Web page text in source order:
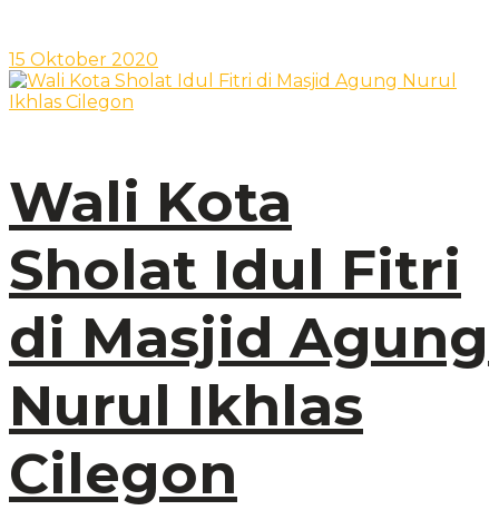
15 Oktober 2020
Wali Kota
Sholat Idul Fitri
di Masjid Agung
Nurul Ikhlas
Cilegon